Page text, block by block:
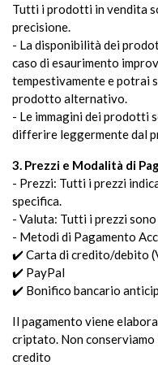
Tutti i prodotti in vendita
precisione.
- La disponibilità dei
caso di esaurimento
tempestivamente e potrai
prodotto alternativo.
- Le immagini dei prodotti
differire leggermente dal
3. Prezzi e Modalità di
- Prezzi: Tutti i prezzi
specifica.
- Valuta: Tutti i prezzi
- Metodi di Pagamento
✔️ Carta di credito/debito
✔️ PayPal
✔️ Bonifico bancario
Il pagamento viene
criptato. Non conserviamo
credito